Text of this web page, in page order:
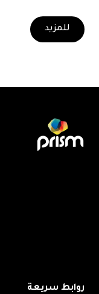
للمزيد
روابط سريعة